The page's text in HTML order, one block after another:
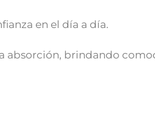
en el día a día.
absorción, brindando